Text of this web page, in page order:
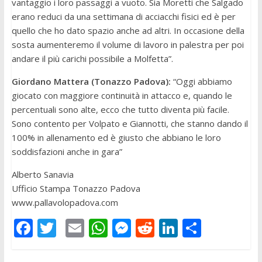
vantaggio i loro passaggi a vuoto. Sia Moretti che Salgado
erano reduci da una settimana di acciacchi fisici ed è per
quello che ho dato spazio anche ad altri. In occasione della
sosta aumenteremo il volume di lavoro in palestra per poi
andare il più carichi possibile a Molfetta”.
Giordano Mattera (Tonazzo Padova): “Oggi abbiamo
giocato con maggiore continuità in attacco e, quando le
percentuali sono alte, ecco che tutto diventa più facile.
Sono contento per Volpato e Giannotti, che stanno dando il
100% in allenamento ed è giusto che abbiano le loro
soddisfazioni anche in gara”
Alberto Sanavia
Ufficio Stampa Tonazzo Padova
www.pallavolopadova.com
F T E W M R Li C